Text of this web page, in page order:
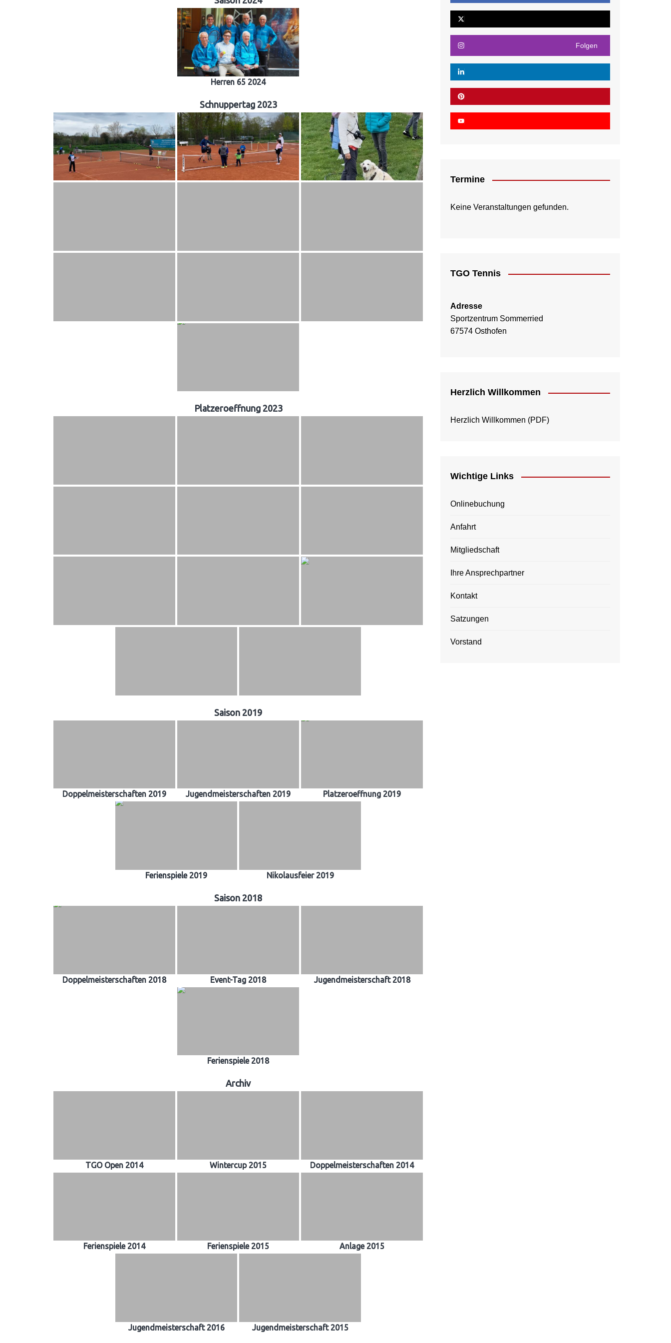
Herren 65 2024
Schnuppertag 2023
Platzeroeffnung 2023
Saison 2019
Doppelmeisterschaften 2019 Jugendmeisterschaften 2019 Platzeroeffnung 2019
Ferienspiele 2019 Nikolausfeier 2019
Saison 2018
Doppelmeisterschaften 2018 Event-Tag 2018 Jugendmeisterschaft 2018
Ferienspiele 2018
Archiv
TGO Open 2014 Wintercup 2015 Doppelmeisterschaften 2014
Ferienspiele 2014 Ferienspiele 2015 Anlage 2015
Jugendmeisterschaft 2016 Jugendmeisterschaft 2015
Folgen
Termine
Keine Veranstaltungen gefunden.
TGO Tennis
Adresse
Sportzentrum Sommerried
67574 Osthofen
Herzlich Willkommen
Herzlich Willkommen (PDF)
Wichtige Links
Onlinebuchung
Anfahrt
Mitgliedschaft
Ihre Ansprechpartner
Kontakt
Satzungen
Vorstand